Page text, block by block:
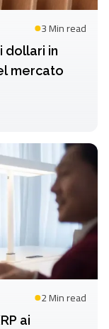
3 Minread
dollari in
mercato
2 Minread
ai